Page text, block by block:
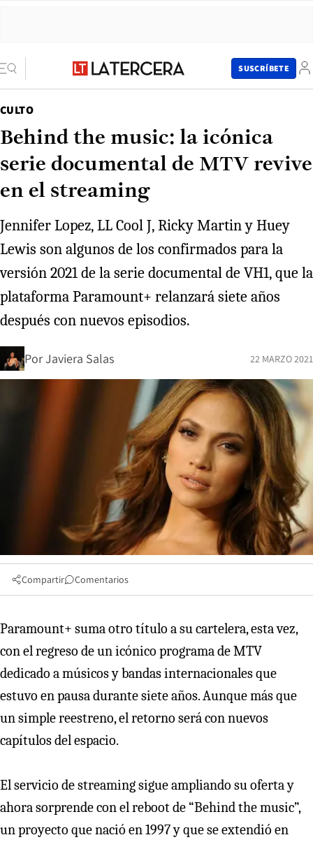
SUSCRÍBETE
CULTO
Behind the music: la icónica
serie documental de MTV revive
en el streaming
Jennifer Lopez, LL Cool J, Ricky Martin y Huey
Lewis son algunos de los confirmados para la
versión 2021 de la serie documental de VH1, que la
plataforma Paramount+ relanzará siete años
después con nuevos episodios.
PorJaviera Salas 22 MARZO 2021
Compartir Comentarios
Paramount+ suma otro título a su cartelera, esta vez,
con el regreso de un icónico programa de MTV
dedicado a músicos y bandas internacionales que
estuvo en pausa durante siete años. Aunque más que
un simple reestreno, el retorno será con nuevos
capítulos del espacio.
El servicio de streaming sigue ampliando su oferta y
ahora sorprende con el reboot de “Behind the music”,
un proyecto que nació en 1997 y que se extendió en